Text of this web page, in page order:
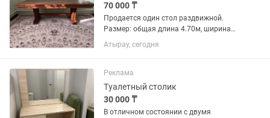
70 000 ₸
Продается один стол раздвижной.
Размер: общая длина 4.70м, ширина
1.10м Длина в собранном виде 2.40м.
Торг есть.
Атырау, сегодня
Реклама
Туалетный столик
30 000 ₸
В отличном состоянии с двумя